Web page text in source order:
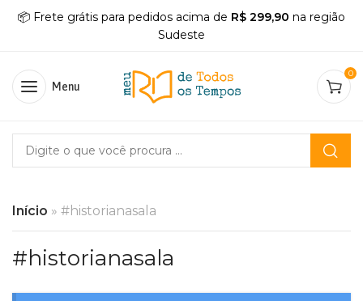
📦 Frete grátis para pedidos acima de R$ 299,90 na região
Sudeste
Menu
0
Início » #historianasala
#historianasala